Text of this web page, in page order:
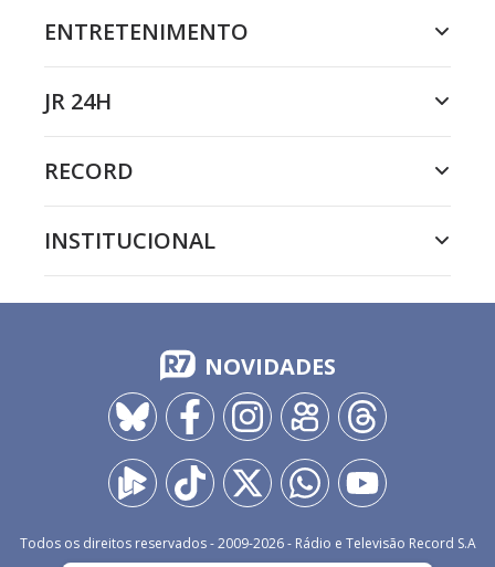
ENTRETENIMENTO
JR 24H
RECORD
INSTITUCIONAL
NOVIDADES
Todos os direitos reservados - 2009-2026- Rádio e Televisão Record S.A